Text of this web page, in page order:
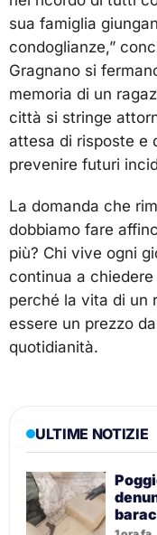
sua famiglia
condoglianze,”
Gragnano si
memoria di un
città si stringe
attesa di risposte e
prevenire futuri
La domanda che
dobbiamo fare
più? Chi vive ogni
continua a
perché la vita di un
essere un prezzo
quotidianità.
ULTIME NOTIZIE